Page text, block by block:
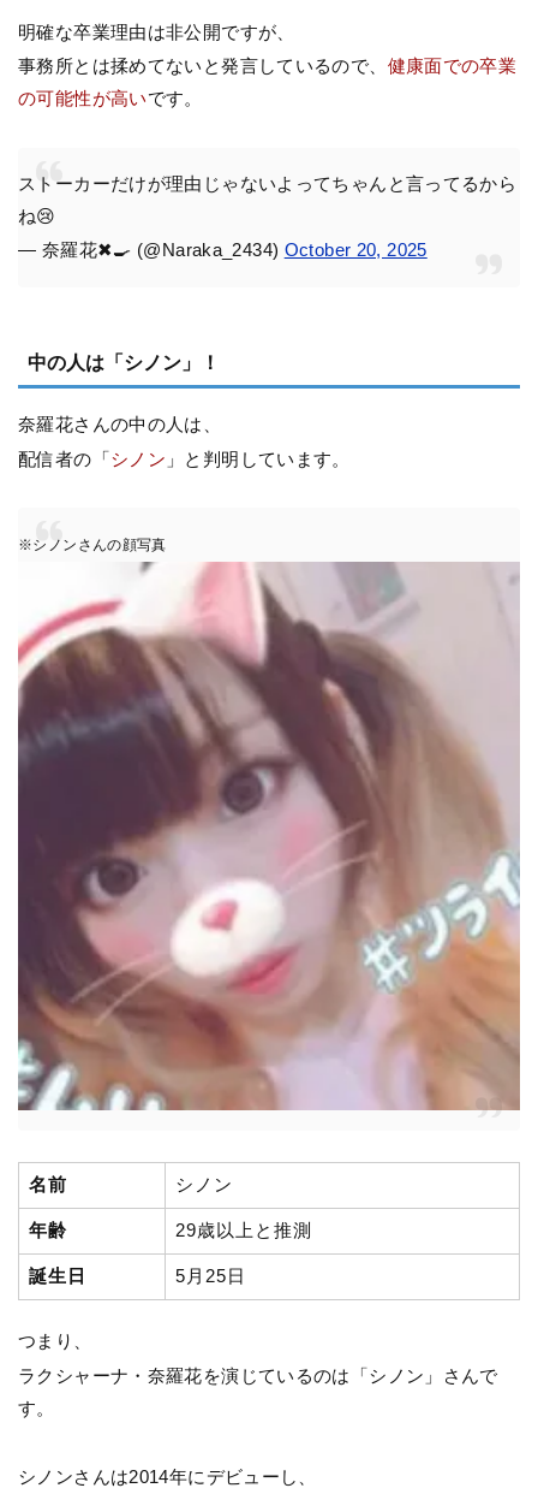
明確な卒業理由は非公開ですが、
事務所とは揉めてないと発言しているので、 健康面での卒業
の可能性が高いです。
ストーカーだけが理由じゃないよってちゃんと言ってるから
ね😢
— 奈羅花✖🍳 (@Naraka_2434) October 20, 2025
中の人は「シノン」！
奈羅花さんの中の人は、
配信者の「シノン 」と判明しています。
※シノンさんの顔写真
名前 シノン
年齢 29歳以上と推測
誕生日 5月25日
つまり、
ラクシャーナ・奈羅花を演じているのは「シノン」さんで
す。
シノンさんは2014年にデビューし、